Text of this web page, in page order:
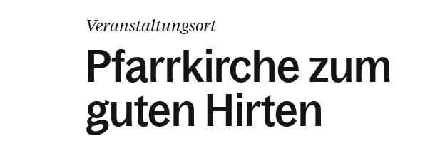
Veranstaltungsort
Pfarrkirche zum
guten Hirten